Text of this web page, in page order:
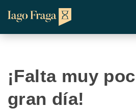
¡Falta muy
gran día!